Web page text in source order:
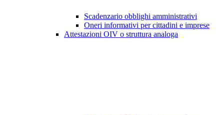
Scadenzario obblighi amministrativi
Oneri informativi per cittadini e imprese
Attestazioni OIV o struttura analoga